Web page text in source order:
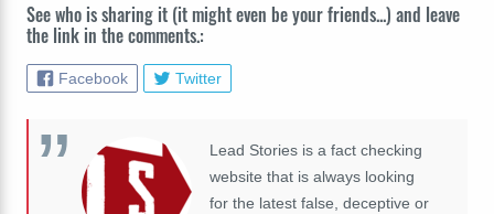
See who is sharing it (it might even be your friends...) and leave
the link in the comments.:
Facebook Twitter
Lead Stories is a fact checking
website that is always looking
for the latest false, deceptive or